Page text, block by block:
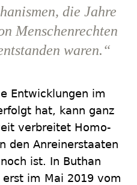
die Jahre
Menschenrechten
waren.“
Entwicklungen im
hat, kann ganz
verbreitet Homo-
den Anreinerstaaten
ist. In Buthan
im Mai 2019 vom